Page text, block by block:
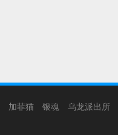
加菲猫 银魂 乌龙派出所